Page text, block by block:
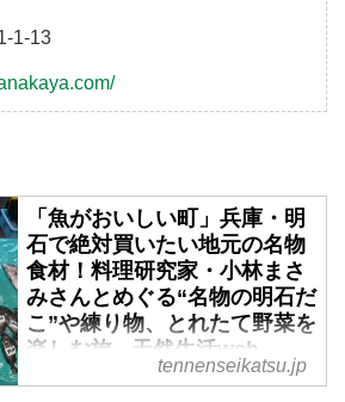
1-13
「魚がおいしい町」兵庫・明
石で絶対買いたい地元の名物
食材！料理研究家・小林まさ
みさんとめぐる“名物の明石だ
こ”や練り物、とれたて野菜を
楽しむ旅 - 天然生活web
「おいしいもの」を求めて定期的
tennenseikatsu.jp